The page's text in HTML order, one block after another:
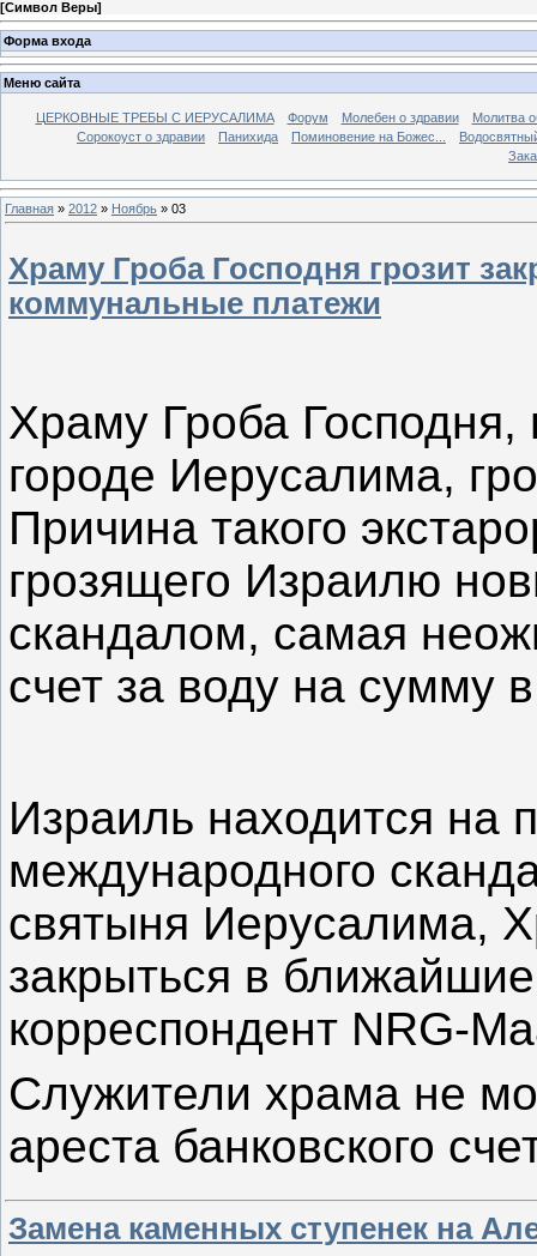
[Символ Веры]
Форма входа
Меню сайта
ЦЕРКОВНЫЕ ТРЕБЫ С ИЕРУСАЛИМА Форум Молебен о здравии
Молитва
Сорокоуст о здравии
Панихида Поминовение на Божес...
Главная » 2012 » Ноябрь » 03
Храму Гроба Господня грозит
коммунальные платежи
Храму Гроба
городе Иерусалима,
Причина такого
грозящего Израилю
скандалом, самая
счет за воду на сумму
Израиль находится на
международного
святыня Иерусалима,
закрыться в
корреспондент NRG-
Служители храма не
ареста банковского
Замена каменных ступенек на